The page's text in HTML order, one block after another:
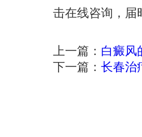
击在线咨询，届
上一篇： 白癜风
下一篇： 长春治